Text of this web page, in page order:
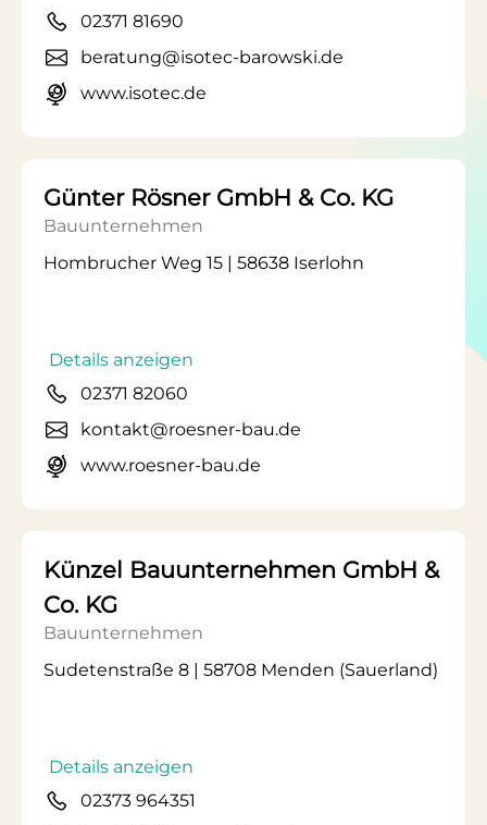
02371 81690
beratung@isotec-barowski.de
www.isotec.de
Günter Rösner GmbH & Co. KG
Bauunternehmen
Hombrucher Weg 15 | 58638 Iserlohn
Details anzeigen
02371 82060
kontakt@roesner-bau.de
www.roesner-bau.de
Künzel Bauunternehmen GmbH &
Co. KG
Bauunternehmen
Sudetenstraße 8 | 58708 Menden (Sauerland)
Details anzeigen
02373 964351